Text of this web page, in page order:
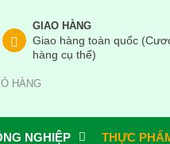
GIAO HÀNG
Giao hàng toàn quốc
hàng cụ thể)
HÀNG
NGHIỆP THỰC